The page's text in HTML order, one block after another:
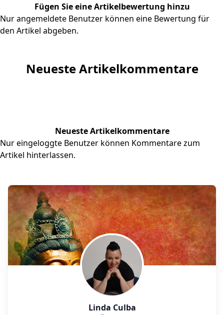
Fügen Sie eine Artikelbewertung hinzu
Nur angemeldete Benutzer können eine Bewertung für
den Artikel abgeben.
Neueste Artikelkommentare
Neueste Artikelkommentare
Nur eingeloggte Benutzer können Kommentare zum
Artikel hinterlassen.
Linda Culba